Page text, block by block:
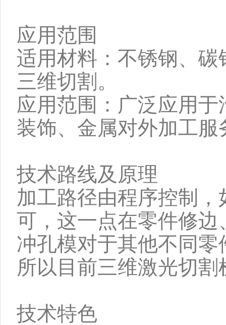
应用范围
适用材料：不锈钢、
三维切割。
应用范围：广泛应用
装饰、金属对外加工
技术路线及原理
加工路径由程序控制
可，这一点在零件修
冲孔模对于其他不同
所以目前三维激光切
技术特色